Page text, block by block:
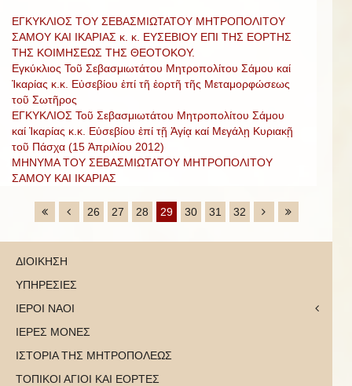
ΕΓΚΥΚΛΙΟΣ ΤΟΥ ΣΕΒΑΣΜΙΩΤΑΤΟΥ ΜΗΤΡΟΠΟΛΙΤΟΥ
ΣΑΜΟΥ ΚΑΙ ΙΚΑΡΙΑΣ κ. κ. ΕΥΣΕΒΙΟΥ ΕΠΙ ΤΗΣ ΕΟΡΤΗΣ
ΤΗΣ ΚΟΙΜΗΣΕΩΣ ΤΗΣ ΘΕΟΤΟΚΟΥ.
Εγκύκλιος Τοῦ Σεβασμιωτάτου Μητροπολίτου Σάμου καί
Ἰκαρίας κ.κ. Εὐσεβίου ἐπί τῆ ἑορτῆ τῆς Μεταμορφώσεως
τοῦ Σωτῆρος
ΕΓΚΥΚΛΙΟΣ Τοῦ Σεβασμιωτάτου Μητροπολίτου Σάμου
καί Ἰκαρίας κ.κ. Εὐσεβίου ἐπί τῇ Ἁγίᾳ καί Μεγάλῃ Κυριακῇ
τοῦ Πάσχα (15 Ἀπριλίου 2012)
ΜΗΝΥΜΑ ΤΟΥ ΣΕΒΑΣΜΙΩΤΑΤΟΥ ΜΗΤΡΟΠΟΛΙΤΟΥ
ΣΑΜΟΥ ΚΑΙ ΙΚΑΡΙΑΣ
26 27 28 29 30 31 32
ΔΙΟΙΚΗΣΗ
ΥΠΗΡΕΣΙΕΣ
ΙΕΡΟΙ ΝΑΟΙ
ΙΕΡΕΣ ΜΟΝΕΣ
ΙΣΤΟΡΙΑ ΤΗΣ ΜΗΤΡΟΠΟΛΕΩΣ
ΤΟΠΙΚΟΙ ΑΓΙΟΙ ΚΑΙ ΕΟΡΤΕΣ